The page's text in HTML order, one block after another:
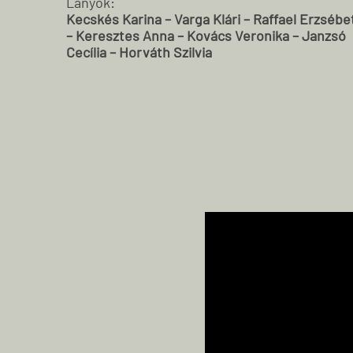
Kecskés Karina – Varga Klári – Raffael
– Keresztes Anna – Kovács Veronika – Janzsó
Cecília – Horváth Szilvia